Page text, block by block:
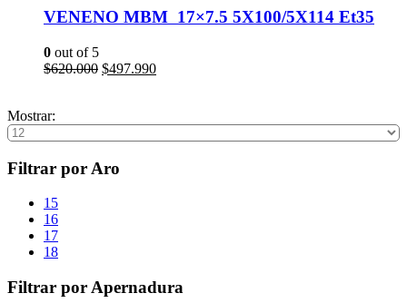
VENENO MBM 17×7.5 5X100/5X114 Et35
0 out of 5
$620.000 El
$497.990El
Mostrar:
Filtrar por Aro
15
16
17
18
Filtrar por Apernadura